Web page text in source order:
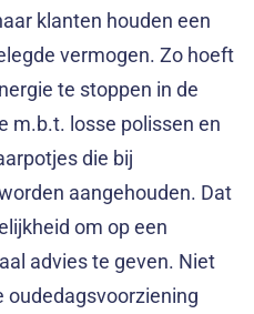
klanten houden een
vermogen. Zo hoeft
te stoppen in de
m.b.t. losse polissen en
die bij
aangehouden. Dat
om op een
advies te geven. Niet
oudedagsvoorziening